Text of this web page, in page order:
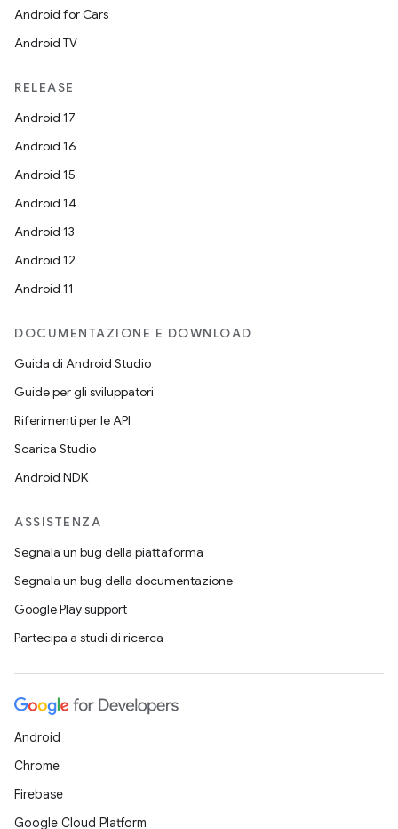
Android for Cars
Android TV
RELEASE
Android 17
Android 16
Android 15
Android 14
Android 13
Android 12
Android 11
DOCUMENTAZIONE E DOWNLOAD
Guida di Android Studio
Guide per gli sviluppatori
Riferimenti per le API
Scarica Studio
Android NDK
ASSISTENZA
Segnala un bug della piattaforma
Segnala un bug della documentazione
Google Play support
Partecipa a studi di ricerca
Android
Chrome
Firebase
Google Cloud Platform